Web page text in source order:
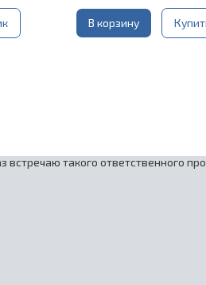
В корзину
такого ответственного